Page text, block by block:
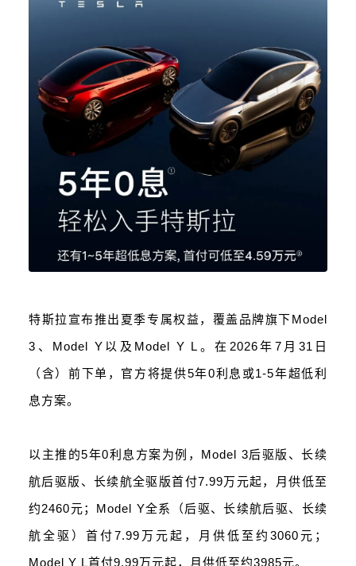
特斯拉宣布推出夏季专属权益，覆盖品牌旗下Model
3、Model Y以及Model Y L。在2026年7月31日
（含）前下单，官方将提供5年0利息或1-5年超低利
息方案。
以主推的5年0利息方案为例，Model 3后驱版、长续
航后驱版、长续航全驱版首付7.99万元起，月供低至
约2460元；Model Y全系（后驱、长续航后驱、长续
航全驱）首付7.99万元起，月供低至约3060元；
Model Y L首付9.99万元起，月供低至约3985元。